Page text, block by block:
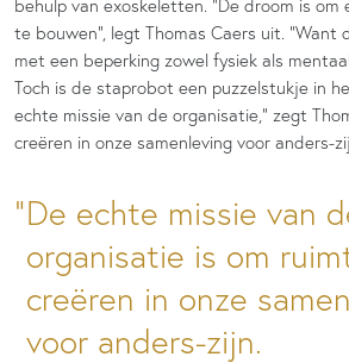
behulp van exoskeletten. “De droom is
te bouwen”, legt Thomas Caers uit. “Want
met een beperking zowel fysiek als
Toch is de staprobot een puzzelstukje in
echte missie van de organisatie,” zegt
creëren in onze samenleving voor anders-
De echte missie van
organisatie is om
creëren in onze
voor anders-zijn.